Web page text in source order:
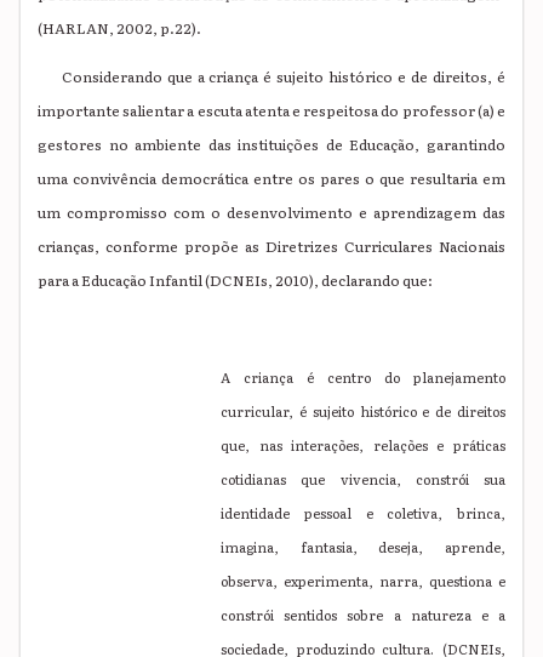
(HARLAN, 2002, p.22).
Considerando que a criança é sujeito histórico e de direitos, é
importante salientar a escuta atenta e respeitosa do professor (a) e
gestores no ambiente das instituições de Educação, garantindo
uma convivência democrática entre os pares o que resultaria em
um compromisso com o desenvolvimento e aprendizagem das
crianças, conforme propõe as Diretrizes Curriculares Nacionais
para a Educação Infantil (DCNEIs, 2010), declarando que:
A criança é centro do planejamento
curricular, é sujeito histórico e de direitos
que, nas interações, relações e práticas
cotidianas que vivencia, constrói sua
identidade pessoal e coletiva, brinca,
imagina, fantasia, deseja, aprende,
observa, experimenta, narra, questiona e
constrói sentidos sobre a natureza e a
sociedade, produzindo cultura. (DCNEIs,